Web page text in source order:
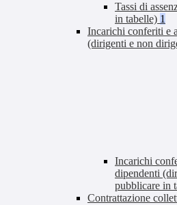
Tassi di
in tabelle) 1
Incarichi conferiti e
(dirigenti e non
Incarichi
dipendenti
pubblicare in
Contrattazione